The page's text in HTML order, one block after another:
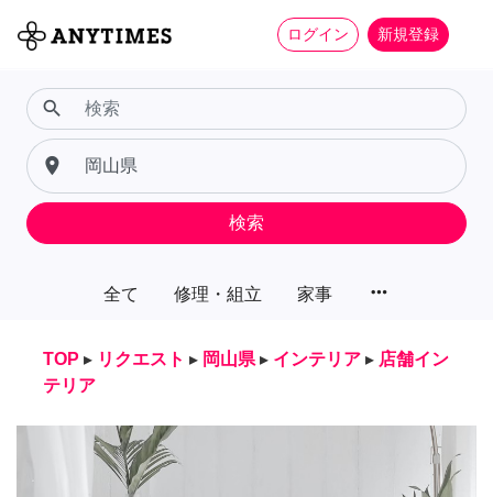
ログイン 新規登録
全て 修理・組立 家事 more_horiz
search
place
検索
TOP ▸ リクエスト ▸ 岡山県 ▸ インテリア ▸ 店舗イン
テリア